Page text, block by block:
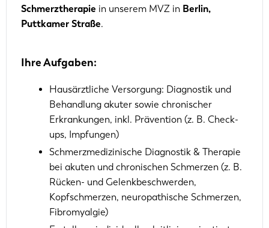
Schmerztherapie in unserem MVZ in Berlin,
Puttkamer Straße.
Ihre Aufgaben:
Hausärztliche Versorgung: Diagnostik und
Behandlung akuter sowie chronischer
Erkrankungen, inkl. Prävention (z. B. Check-
ups, Impfungen)
Schmerzmedizinische Diagnostik & Therapie
bei akuten und chronischen Schmerzen (z. B.
Rücken- und Gelenkbeschwerden,
Kopfschmerzen, neuropathische Schmerzen,
Fibromyalgie)